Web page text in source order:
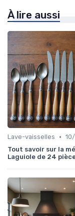
À lire aussi
Lave-vaisselles •
Tout savoir sur la
Laguiole de 24